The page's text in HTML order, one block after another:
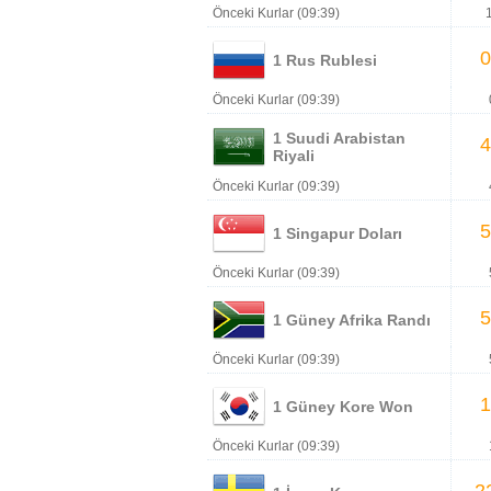
Önceki Kurlar (09:39)
1 Rus Rublesi
Önceki Kurlar (09:39)
1 Suudi Arabistan
Riyali
Önceki Kurlar (09:39)
1 Singapur Doları
Önceki Kurlar (09:39)
1 Güney Afrika Randı
Önceki Kurlar (09:39)
1 Güney Kore Won
Önceki Kurlar (09:39)